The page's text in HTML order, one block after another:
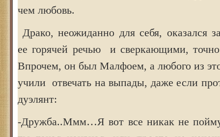
чем любовь.
Драко, неожиданно для себя, оказался
ее горячей речью и сверкающими,
Впрочем, он был Малфоем, а любого из
учили отвечать на выпады, даже если
дуэлянт:
-Дружба..Ммм…Я вот все никак не